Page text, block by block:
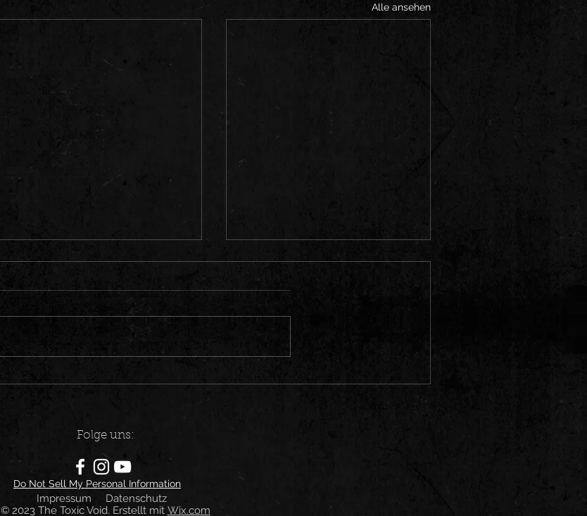
Alle ansehen
Folge uns:
Do Not Sell My Personal Information
Impressum
Datenschutz
© 2023 The Toxic Void. Erstellt mit Wix.com